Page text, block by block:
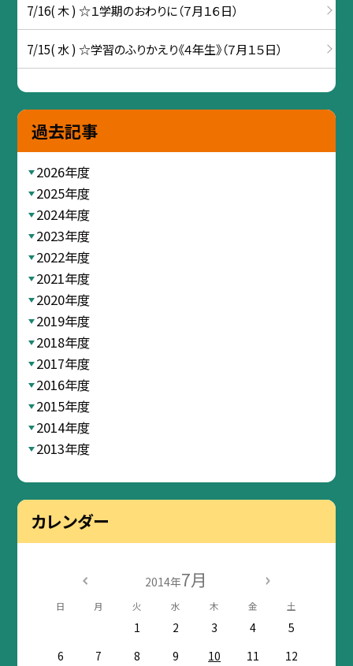
7/16( 木 ) ☆１学期のおわりに（７月１６日）
7/15( 水 ) ☆学習のふりかえり《４年生》（７月１５日）
過去記事
2026年度
2025年度
2024年度
2023年度
2022年度
2021年度
2020年度
2019年度
2018年度
2017年度
2016年度
2015年度
2014年度
2013年度
カレンダー
2014年7月
日 月 火 水 木 金 土
1 2 3 4
5
6
7 8 9 10 11
12